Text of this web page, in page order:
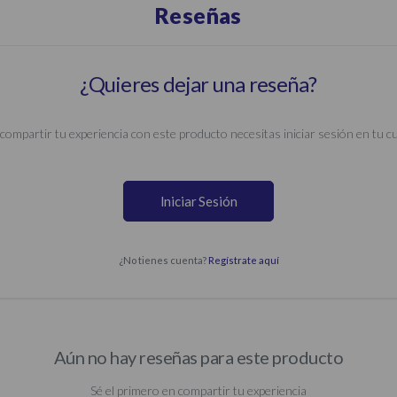
Reseñas
¿Quieres dejar una reseña?
tu experiencia con este producto necesitas iniciar sesión en tu
Iniciar Sesión
¿No tienes cuenta? Regístrate aquí
Aún no hay reseñas para este producto
Sé el primero en compartir tu experiencia